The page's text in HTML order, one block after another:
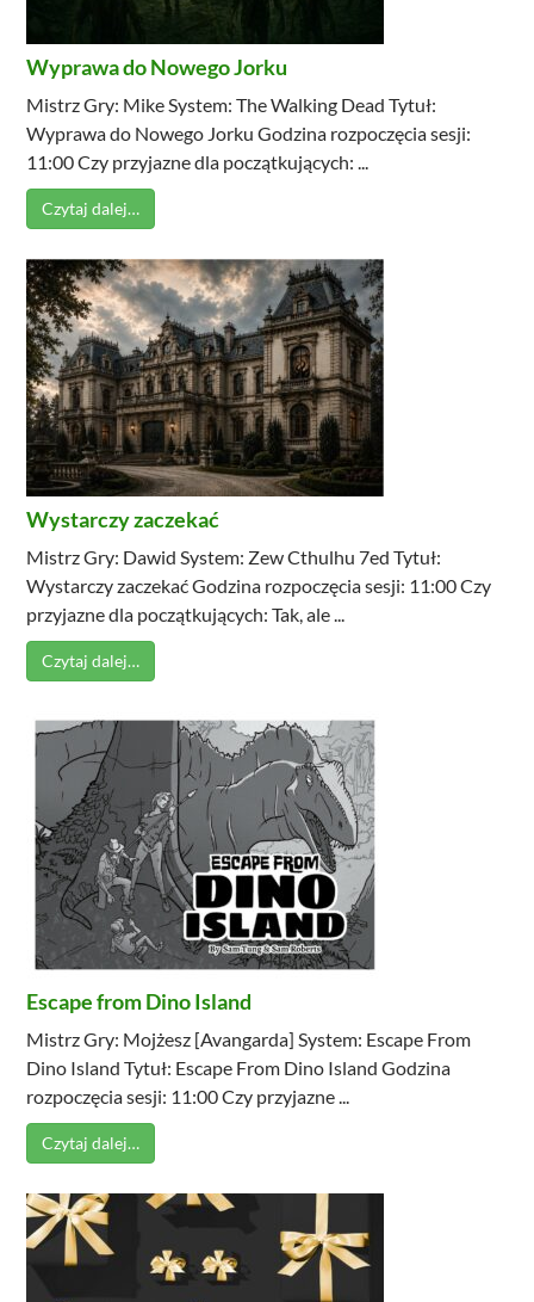
Wyprawa do Nowego Jorku
Mistrz Gry: Mike System: The Walking Dead Tytuł:
Wyprawa do Nowego Jorku Godzina rozpoczęcia sesji:
11:00 Czy przyjazne dla początkujących: ...
Czytaj dalej…
Wystarczy zaczekać
Mistrz Gry: Dawid System: Zew Cthulhu 7ed Tytuł:
Wystarczy zaczekać Godzina rozpoczęcia sesji: 11:00 Czy
przyjazne dla początkujących: Tak, ale ...
Czytaj dalej…
Escape from Dino Island
Mistrz Gry: Mojżesz [Avangarda] System: Escape From
Dino Island Tytuł: Escape From Dino Island Godzina
rozpoczęcia sesji: 11:00 Czy przyjazne ...
Czytaj dalej…